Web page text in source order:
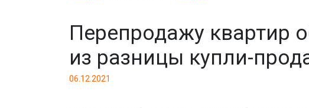
Перепродажу квартир
из разницы купли-
06.12.2021